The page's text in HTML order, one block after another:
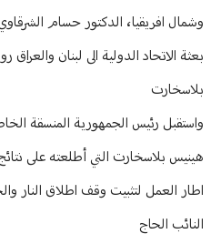
وشمال افريقيا، الدكتور حسام
بعثة الاتحاد الدولية الى لبنان والعراق
بلاسخارت
واستقبل رئيس الجمهورية المنسقة
هينيس بلاسخارت التي أطلعته على نتائج
اطار العمل لتثبيت وقف اطلاق النار
النائب الحاج